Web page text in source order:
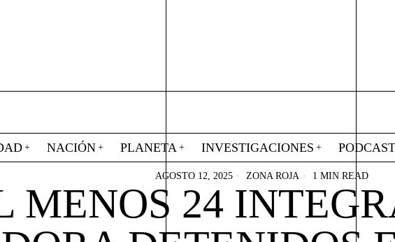
NACIÓN PLANETA INVESTIGACIONES PODCAST
AGOSTO 12, 2025 ZONA ROJA 1 MIN READ
MENOS 24